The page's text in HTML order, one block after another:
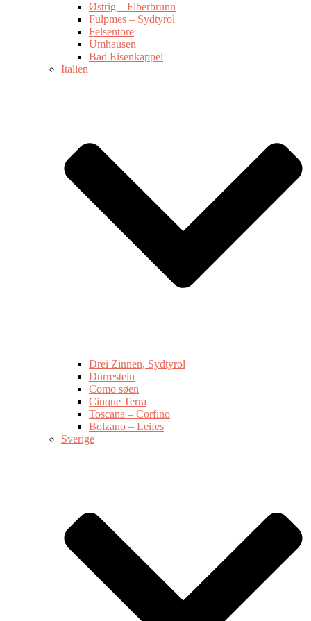
Østrig – Fiberbrunn
Fulpmes – Sydtyrol
Felsentore
Umhausen
Bad Eisenkappel
Italien
Drei Zinnen, Sydtyrol
Dürrestein
Como søen
Cinque Terra
Toscana – Corfino
Bolzano – Leifes
Sverige